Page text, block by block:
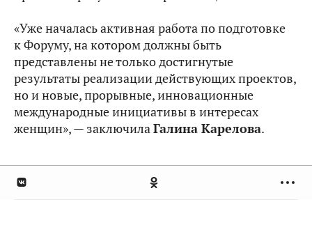
«Уже началась активная работа по подготовке
к Форуму, на котором должны быть
представлены не только достигнутые
результаты реализации действующих проектов,
но и новые, прорывные, инновационные
международные инициативы в интересах
женщин», — заключилаГалина Карелова.